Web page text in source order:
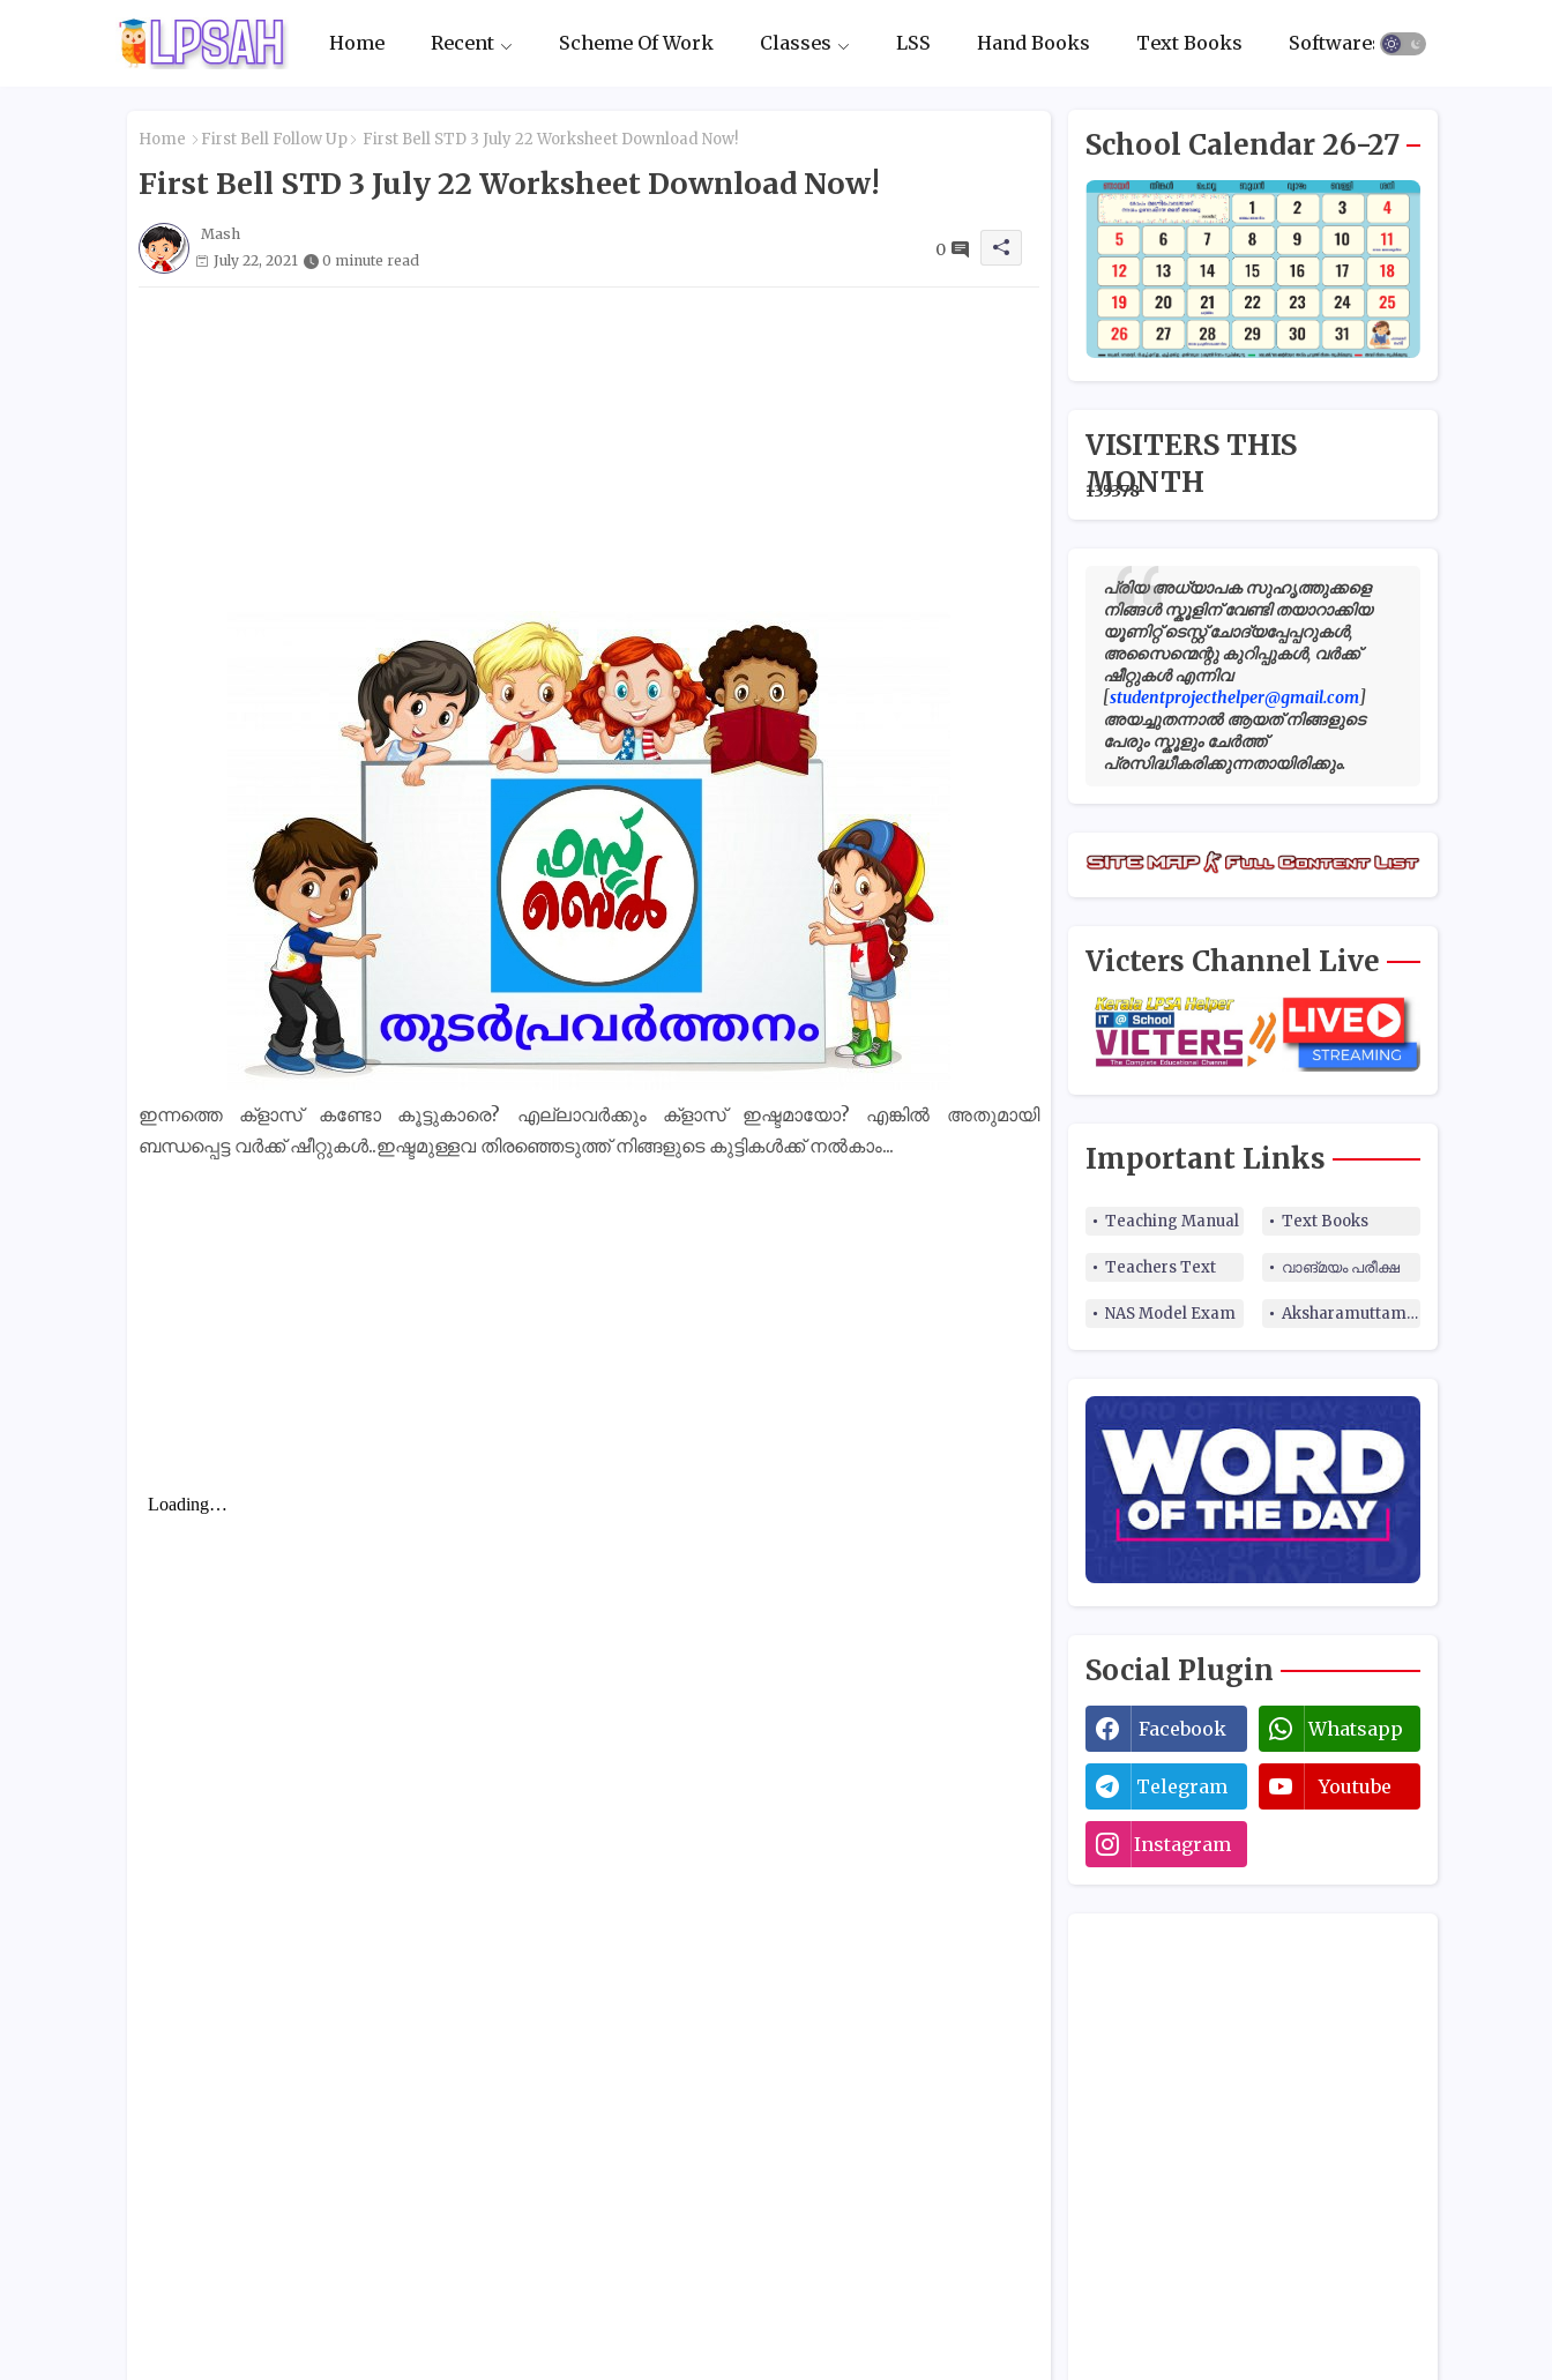
Home Recent Scheme Of Work Classes LSS Hand Books Text Books Softwares
Home First Bell Follow Up First Bell STD 3 July 22 Worksheet Download Now!
First Bell STD 3 July 22 Worksheet Download Now!
Mash
July 22, 2021
0 minute read
0
ഇന്നത്തെ ക്‌ളാസ് കണ്ടോ കൂട്ടുകാരെ? എല്ലാവർക്കും ക്‌ളാസ് ഇഷ്ടമായോ? എങ്കിൽ അതുമായി
ബന്ധപ്പെട്ട വർക്ക് ഷീറ്റുകൾ..ഇഷ്ടമുള്ളവ തിരഞ്ഞെടുത്ത് നിങ്ങളുടെ കുട്ടികൾക്ക് നൽകാം...
School Calendar 26-27
VISITERS THIS
MONTH
135378
പ്രിയ അധ്യാപക സുഹൃത്തുക്കളെ
നിങ്ങൾ സ്കൂളിന് വേണ്ടി തയാറാക്കിയ
യൂണിറ്റ് ടെസ്റ്റ് ചോദ്യപ്പേപ്പറുകൾ,
അസൈന്മെന്റു കുറിപ്പുകൾ, വർക്ക്
ഷീറ്റുകൾ എന്നിവ
[studentprojecthelper@gmail.com]
അയച്ചുതന്നാൽ ആയത് നിങ്ങളുടെ
പേരും സ്കൂളും ചേർത്ത്
പ്രസിദ്ധീകരിക്കുന്നതായിരിക്കും.
Victers Channel Live
Important Links
Teaching Manual Text Books
Teachers Text വാങ്മയം പരീക്ഷ
NAS Model Exam Aksharamuttam Quiz
Social Plugin
Facebook Whatsapp
Telegram Youtube
Instagram